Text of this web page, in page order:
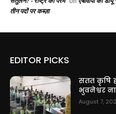
तीन पदों पर कब्ज़ा
EDITOR PICKS
सतत कृषि
भुवनेश्वर
August 7,